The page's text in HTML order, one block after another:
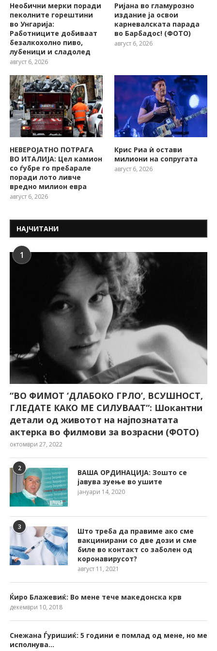
Необични мерки поради
пеколните горештини
во Унгарија:
Работниците добиваат
безалкохолно пиво,
лубеници и сладолед
август 6, 2026
Ријана во гламурозно
издание ја освои
карневалската парада
во Барбадос! (ФОТО)
август 6, 2026
НЕВЕРОЈАТНО ПОТРАГА
ВО ИТАЛИЈА: Цел камион
со ѓубре го пребарале
поради лото ливче
вредно милион евра
август 6, 2026
Крис Риа ѝ остави
милиони на сопругата
август 6, 2026
НАЈЧИТАНИ
1
“ВО ФИМОТ ‘ДЛАБОКО ГРЛО’, ВСУШНОСТ,
ГЛЕДАТЕ КАКО МЕ СИЛУВААТ“: Шокантни
детали од животот на најпознатата
актерка во филмови за возрасни (ФОТО)
октомври 27, 2022
2
ВАША ОРДИНАЦИЈА: Зошто се
јавува зуење во ушите
јануари 14, 2020
3
Што треба да правиме ако сме
вакцинирани со две дози и сме
биле во контакт со заболен од
коронавирусот?
август 11, 2021
Ќиро Блажевиќ: Во мене тече македонска крв
декември 10, 2018
Снежана Ѓуришиќ: 5 години е помлад од мене, но ме
исполнува…